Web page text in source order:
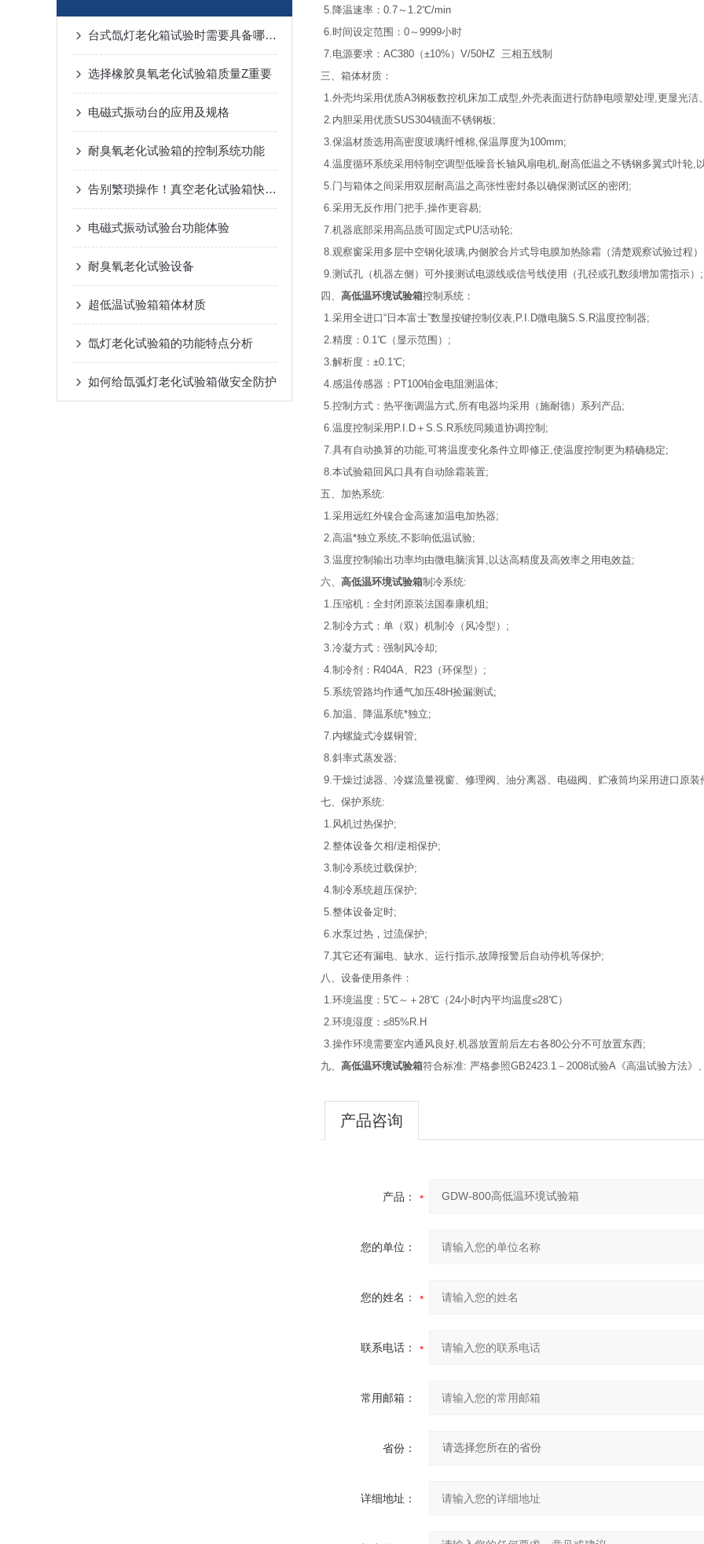
台式氙灯老化箱试验时需要具备哪些条件?
选择橡胶臭氧老化试验箱质量Z重要
电磁式振动台的应用及规格
耐臭氧老化试验箱的控制系统功能
告别繁琐操作！真空老化试验箱快速上手指南，助你事半功倍
电磁式振动试验台功能体验
耐臭氧老化试验设备
超低温试验箱箱体材质
氙灯老化试验箱的功能特点分析
如何给氙弧灯老化试验箱做安全防护
5.降温速率：0.7～1.2℃/min
6.时间设定范围：0～9999小时
7.电源要求：AC380（±10%）V/50HZ 三相五线制
三、箱体材质：
1.外壳均采用优质A3钢板数控机床加工成型,外壳表面进行防静电喷塑处理,更显光洁
2.内胆采用优质SUS304镜面不锈钢板;
3.保温材质选用高密度玻璃纤维棉,保温厚度为100mm;
4.温度循环系统采用特制空调型低噪音长轴风扇电机,耐高低温之不锈钢多翼式叶轮,
5.门与箱体之间采用双层耐高温之高张性密封条以确保测试区的密闭;
6.采用无反作用门把手,操作更容易;
7.机器底部采用高品质可固定式PU活动轮;
8.观察窗采用多层中空钢化玻璃,内侧胶合片式导电膜加热除霜（清楚观察试验过程
9.测试孔（机器左侧）可外接测试电源线或信号线使用（孔径或孔数须增加需指示）;
四、 高低温环境试验箱控制系统：
1.采用全进口“日本富士”数显按键控制仪表,P.I.D微电脑S.S.R温度控制器;
2.精度：0.1℃（显示范围）;
3.解析度：±0.1℃;
4.感温传感器：PT100铂金电阻测温体;
5.控制方式：热平衡调温方式,所有电器均采用（施耐德）系列产品;
6.温度控制采用P.I.D＋S.S.R系统同频道协调控制;
7.具有自动换算的功能,可将温度变化条件立即修正,使温度控制更为精确稳定;
8.本试验箱回风口具有自动除霜装置;
五、加热系统:
1.采用远红外镍合金高速加温电加热器;
2.高温*独立系统,不影响低温试验;
3.温度控制输出功率均由微电脑演算,以达高精度及高效率之用电效益;
六、 高低温环境试验箱制冷系统:
1.压缩机：全封闭原装法国泰康机组;
2.制冷方式：单（双）机制冷（风冷型）;
3.冷凝方式：强制风冷却;
4.制冷剂：R404A、R23（环保型）;
5.系统管路均作通气加压48H捡漏测试;
6.加温、降温系统*独立;
7.内螺旋式冷媒铜管;
8.斜率式蒸发器;
9.干燥过滤器、冷媒流量视窗、修理阀、油分离器、电磁阀、贮液筒均采用进口原装
七、保护系统:
1.风机过热保护;
2.整体设备欠相/逆相保护;
3.制冷系统过载保护;
4.制冷系统超压保护;
5.整体设备定时;
6.水泵过热，过流保护;
7.其它还有漏电、缺水、运行指示,故障报警后自动停机等保护;
八、设备使用条件：
1.环境温度：5℃～＋28℃（24小时内平均温度≤28℃）
2.环境湿度：≤85%R.H
3.操作环境需要室内通风良好,机器放置前后左右各80公分不可放置东西;
九、 高低温环境试验箱符合标准: 严格参照GB2423.1－2008试验A《高温试验方法
产品咨询
产品：
您的单位：
您的姓名：
联系电话：
常用邮箱：
省份：
详细地址：